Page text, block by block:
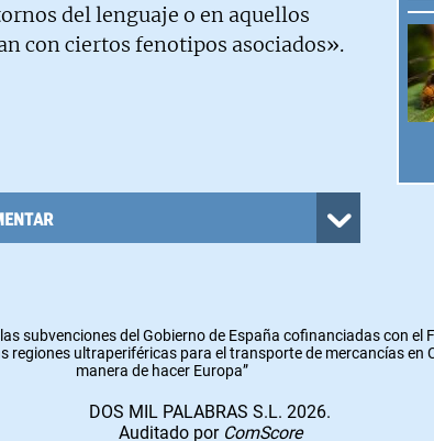
del lenguaje o en aquellos
con ciertos fenotipos asociados».
subvenciones del Gobierno de España cofinanciadas con el
regiones ultraperiféricas para el transporte de mercancías en
manera de hacer Europa”
DOS MIL PALABRAS S.L. 2026.
Auditado por ComScore